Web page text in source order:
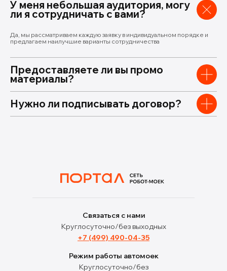
У меня небольшая аудитория, могу
ли я сотрудничать с вами?
Да, мы рассматриваем каждую заявку в индивидуальном порядке и
предлагаем наилучшие варианты сотрудничества
Предоставляете ли вы промо
материалы?
Нужно ли подписывать договор?
+7 (499) 490-04-35
Круглосуточно/без
Связаться с нами
Режим работы автомоек
Круглосуточно/без выходных